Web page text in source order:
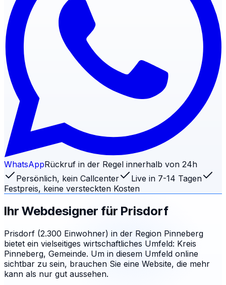
WhatsAppRückruf in der Regel innerhalb von 24h
Persönlich, kein Callcenter
Live in 7-14 Tagen
Festpreis, keine versteckten Kosten
Ihr Webdesigner für Prisdorf
Prisdorf (2.300 Einwohner) in der Region Pinneberg
bietet ein vielseitiges wirtschaftliches Umfeld: Kreis
Pinneberg, Gemeinde. Um in diesem Umfeld online
sichtbar zu sein, brauchen Sie eine Website, die mehr
kann als nur gut aussehen.